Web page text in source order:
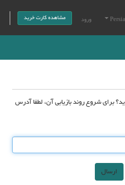
ورود مشاهده کارت خرید
برای شروع روند بازیابی آن، لطفا آدرس
ارسال